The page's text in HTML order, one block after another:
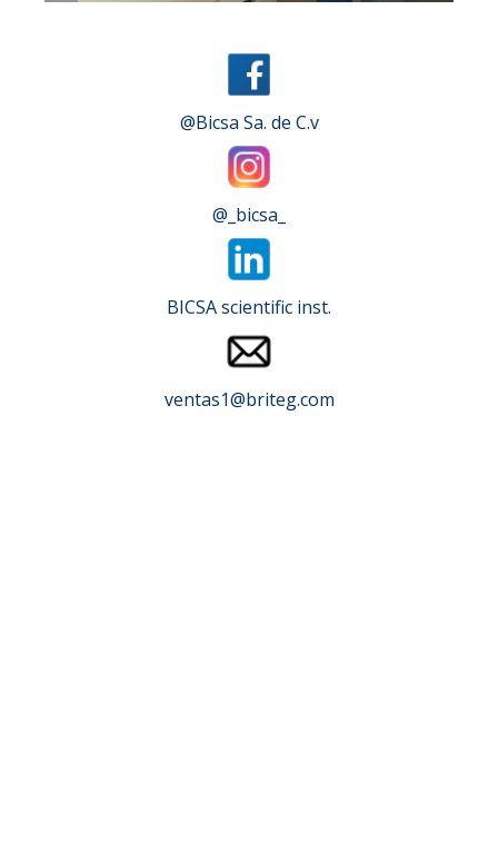
@Bicsa Sa. de C.v
@_bicsa_
BICSA scientific inst.
ventas1@briteg.com